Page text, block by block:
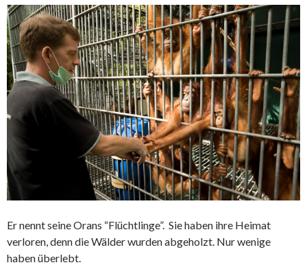
Er nennt seine Orans “Flüchtlinge”. Sie haben ihre Heimat
verloren, denn die Wälder wurden abgeholzt. Nur wenige
haben überlebt.